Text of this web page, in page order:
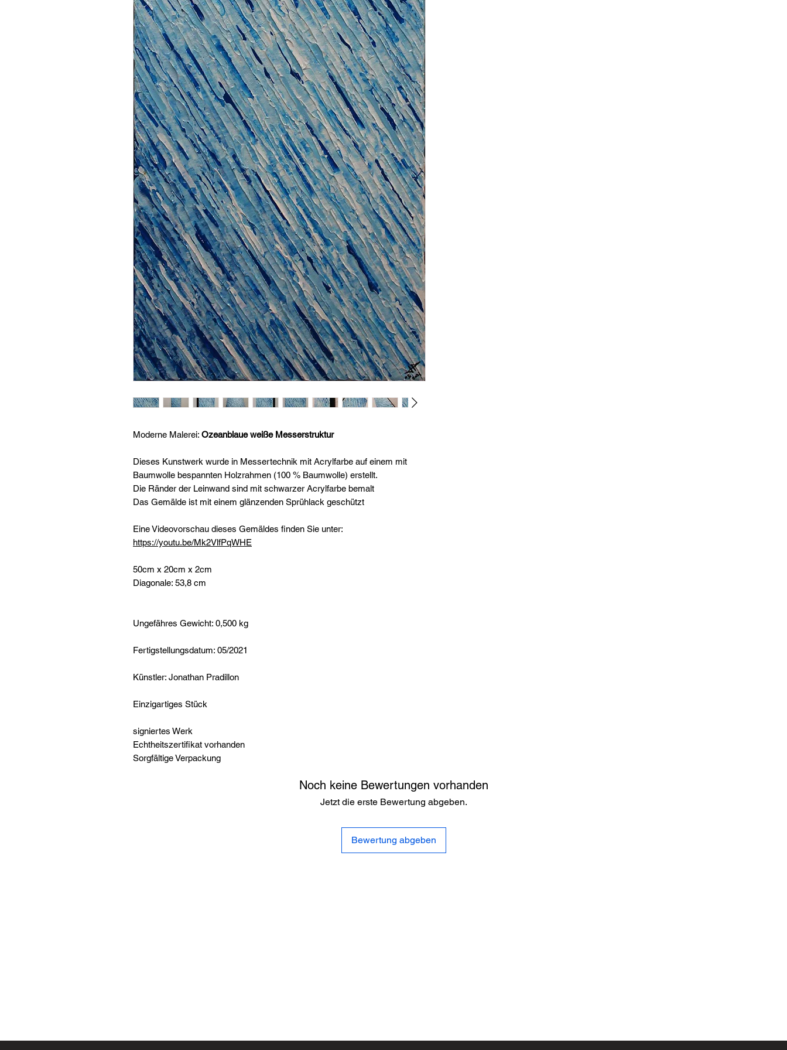
Moderne Malerei: Ozeanblaue weiße Messerstruktur
Dieses Kunstwerk wurde in Messertechnik mit Acrylfarbe auf einem mit
Baumwolle bespannten Holzrahmen (100 % Baumwolle) erstellt.
Die Ränder der Leinwand sind mit schwarzer Acrylfarbe bemalt
Das Gemälde ist mit einem glänzenden Sprühlack geschützt
Eine Videovorschau dieses Gemäldes finden Sie unter:
https://youtu.be/Mk2VlfPqWHE
50cm x 20cm x 2cm
Diagonale: 53,8 cm
Ungefähres Gewicht: 0,500 kg
Fertigstellungsdatum: 05/2021
Künstler: Jonathan Pradillon
Einzigartiges Stück
signiertes Werk
Echtheitszertifikat vorhanden
Sorgfältige Verpackung
Noch keine Bewertungen vorhanden
Jetzt die erste Bewertung abgeben.
Bewertung abgeben